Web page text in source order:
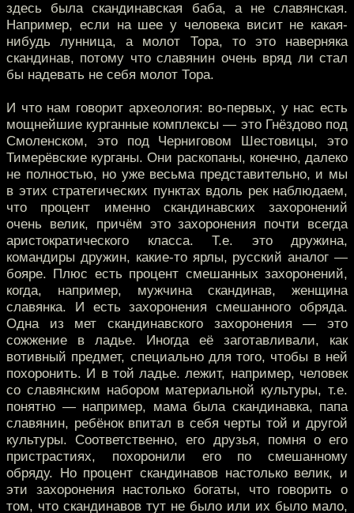
здесь была скандинавская баба, а не славянская.
Например, если на шее у человека висит не какая-
нибудь лунница, а молот Тора, то это наверняка
скандинав, потому что славянин очень вряд ли стал
бы надевать не себя молот Тора.
И что нам говорит археология: во-первых, у нас есть
мощнейшие курганные комплексы — это Гнёздово под
Смоленском, это под Черниговом Шестовицы, это
Тимерёвские курганы. Они раскопаны, конечно, далеко
не полностью, но уже весьма представительно, и мы
в этих стратегических пунктах вдоль рек наблюдаем,
что процент именно скандинавских захоронений
очень велик, причём это захоронения почти всегда
аристократического класса. Т.е. это дружина,
командиры дружин, какие-то ярлы, русский аналог —
бояре. Плюс есть процент смешанных захоронений,
когда, например, мужчина скандинав, женщина
славянка. И есть захоронения смешанного обряда.
Одна из мет скандинавского захоронения — это
сожжение в ладье. Иногда её заготавливали, как
вотивный предмет, специально для того, чтобы в ней
похоронить. И в той ладье. лежит, например, человек
со славянским набором материальной культуры, т.е.
понятно — например, мама была скандинавка, папа
славянин, ребёнок впитал в себя черты той и другой
культуры. Соответственно, его друзья, помня о его
пристрастиях, похоронили его по смешанному
обряду. Но процент скандинавов настолько велик, и
эти захоронения настолько богаты, что говорить о
том, что скандинавов тут не было или их было мало,